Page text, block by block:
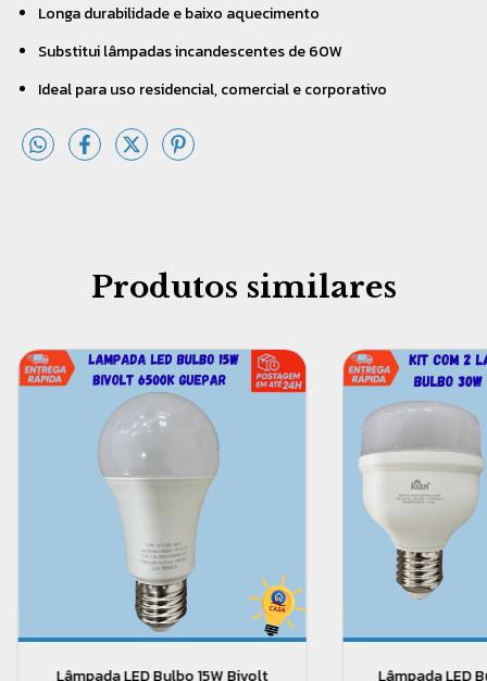
Longa durabilidade e baixo aquecimento
Substitui lâmpadas incandescentes de 60W
Ideal para uso residencial, comercial e corporativo
Produtos similares
Lâmpada LED Bulbo 15W Bivolt Lâmpada LED